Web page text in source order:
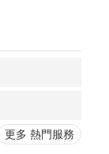
更多 熱門服務